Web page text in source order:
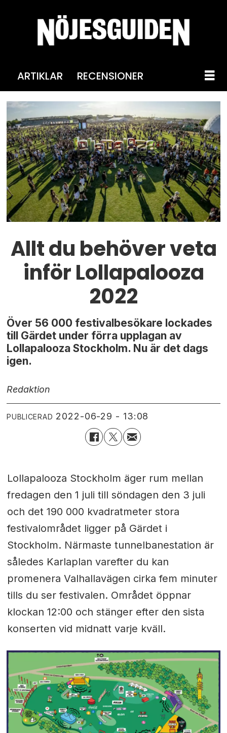
ARTIKLAR RECENSIONER
Allt du behöver veta
inför Lollapalooza
2022
Över 56 000 festivalbesökare lockades
till Gärdet under förra upplagan av
Lollapalooza Stockholm. Nu är det dags
igen.
Redaktion
PUBLICERAD 2022-06-29 - 13:08
Lollapalooza Stockholm äger rum mellan
fredagen den 1 juli till söndagen den 3 juli
och det 190 000 kvadratmeter stora
festivalområdet ligger på Gärdet i
Stockholm. Närmaste tunnelbanestation är
således Karlaplan varefter du kan
promenera Valhallavägen cirka fem minuter
tills du ser festivalen. Området öppnar
klockan 12:00 och stänger efter den sista
konserten vid midnatt varje kväll.